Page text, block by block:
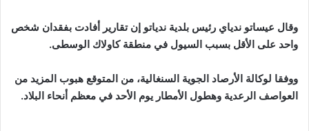
وقال عيساتو ندياي رئيس بلدية ندياتو إن تقارير أفادت بفقدان شخص
واحد على الأقل بسبب السيول في منطقة كاولاك الوسطى.
ووفقا لوكالة الأرصاد الجوية السنغالية، من المتوقع هبوب المزيد من
العواصف الرعدية وهطول الأمطار يوم الأحد في معظم أنحاء البلاد.